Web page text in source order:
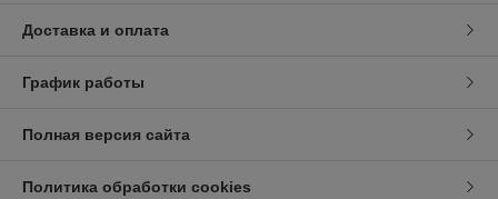
Доставка и оплата
График работы
Полная версия сайта
Политика обработки cookies